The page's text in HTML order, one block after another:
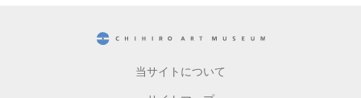
当サイトについて